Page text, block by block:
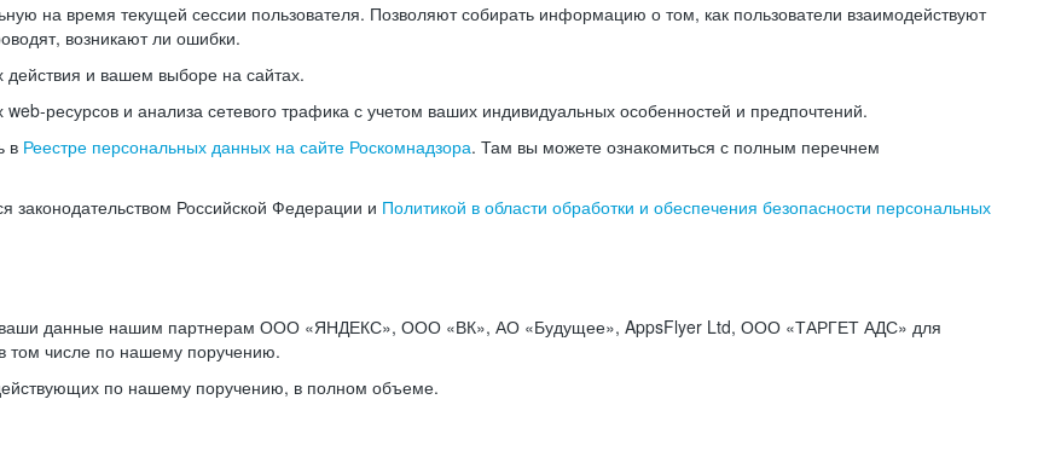
на время текущей сессии пользователя. Позволяют собирать информацию о том, как пользователи взаимодействуют
возникают ли ошибки.
и вашем выборе на сайтах.
ресурсов и анализа сетевого трафика с учетом ваших индивидуальных особенностей и предпочтений.
в Реестре персональных данных на сайте Роскомнадзора. Там вы можете ознакомиться с полным перечнем
законодательством Российской Федерации и Политикой в области обработки и обеспечения безопасности персональных
ваши данные нашим партнерам ООО «ЯНДЕКС», ООО «ВК», АО «Будущее», AppsFlyer Ltd, ООО «ТАРГЕТ АДС» для
том числе по нашему поручению.
по нашему поручению, в полном объеме.